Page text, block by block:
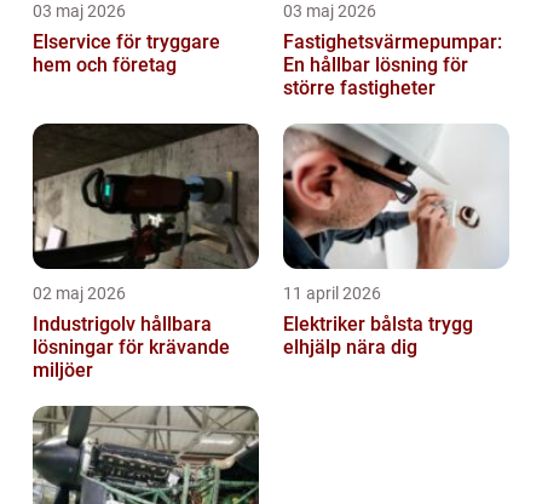
03 maj 2026
Elservice för tryggare
hem och företag
03 maj 2026
Fastighetsvärmepumpar:
En hållbar lösning för
större fastigheter
02 maj 2026
Industrigolv hållbara
lösningar för krävande
miljöer
11 april 2026
Elektriker bålsta trygg
elhjälp nära dig